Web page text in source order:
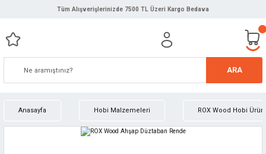
Tüm Alışverişlerinizde 7500 TL Üzeri Kargo Bedava
ARA
Anasayfa Hobi Malzemeleri ROX Wood Hobi